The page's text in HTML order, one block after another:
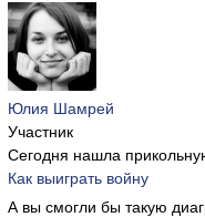
Юлия Шамрей
Участник
Сегодня нашла
Как выиграть войну
А вы смогли бы такую